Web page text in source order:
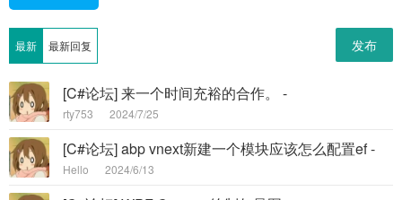
最新 最新回复 发布
[C#论坛] 来一个时间充裕的合作。 -
rty753 2024/7/25
[C#论坛] abp vnext新建一个模块应该怎么配置ef -
Hello 2024/6/13